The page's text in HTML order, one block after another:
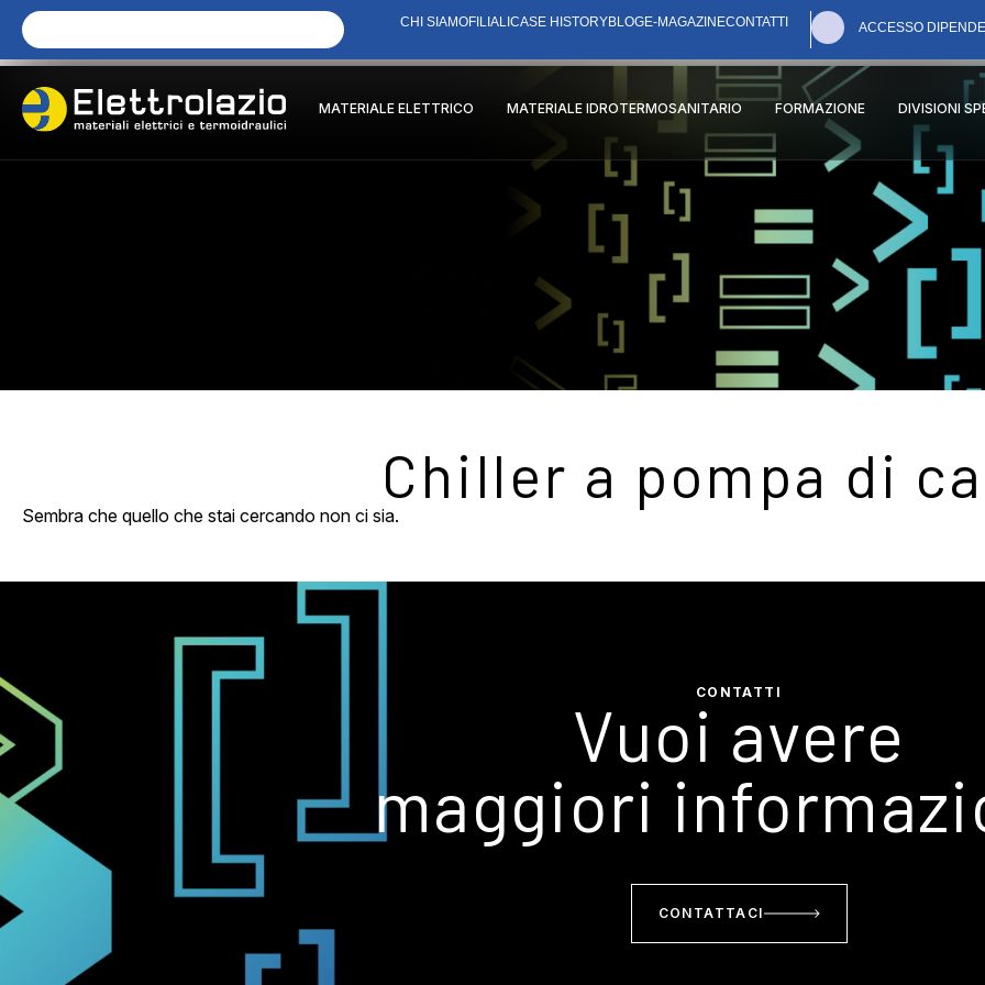
CHI SIAMOFILIALICASE HISTORYBLOGE-MAGAZINECONTATTI ACCESSO
MATERIALE ELETTRICO MATERIALE IDROTERMOSANITARIO FORMAZIONE DIVISIONI
Chiller a pompa di
Sembra che quello che stai cercando non ci sia.
CONTATTI
Vuoi avere
maggiori
CONTATTACI